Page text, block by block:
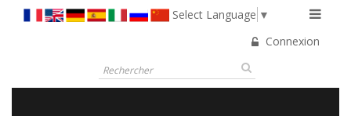
Select Language ▼
Connexion